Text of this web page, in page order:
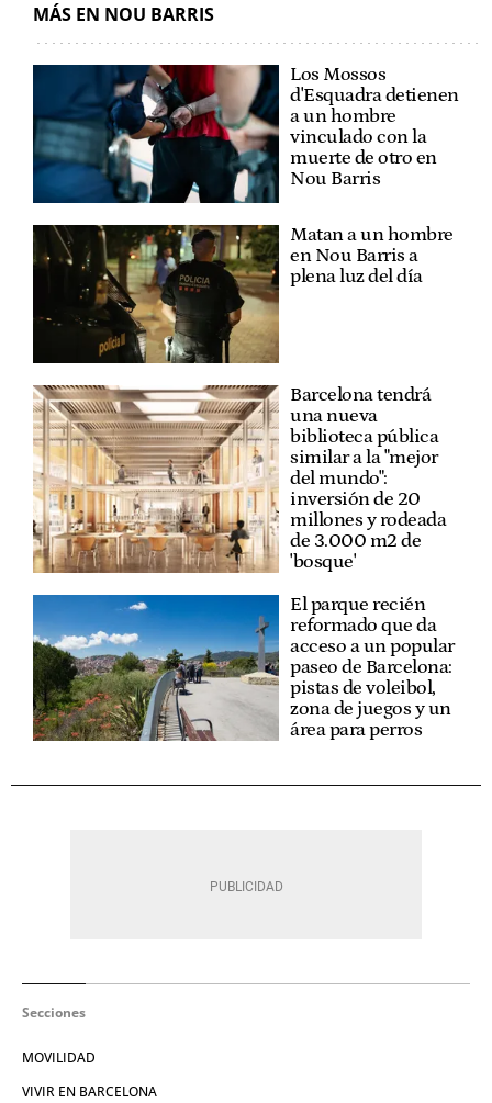
MÁS EN NOU BARRIS
Los Mossos
d'Esquadra detienen
a un hombre
vinculado con la
muerte de otro en
Nou Barris
Matan a un hombre
en Nou Barris a
plena luz del día
Barcelona tendrá
una nueva
biblioteca pública
similar a la "mejor
del mundo":
inversión de 20
millones y rodeada
de 3.000 m2 de
'bosque'
El parque recién
reformado que da
acceso a un popular
paseo de Barcelona:
pistas de voleibol,
zona de juegos y un
área para perros
Secciones
MOVILIDAD
VIVIR EN BARCELONA